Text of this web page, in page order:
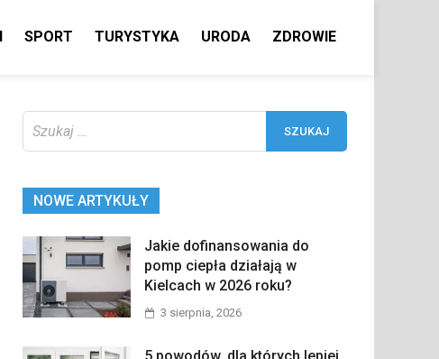
SPORT TURYSTYKA URODA ZDROWIE
NOWE ARTYKUŁY
Jakie dofinansowania do
pomp ciepła działają w
Kielcach w 2026 roku?
3 sierpnia, 2026